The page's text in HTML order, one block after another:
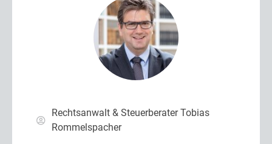
Rechtsanwalt & Steuerberater Tobias
Rommelspacher